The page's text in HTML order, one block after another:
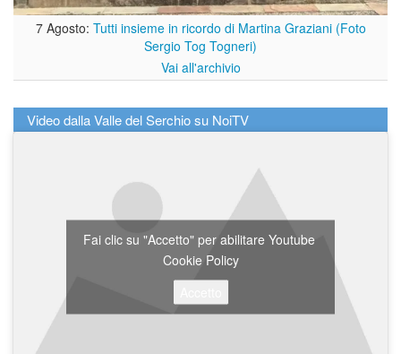
7 Agosto: Tutti insieme in ricordo di Martina Graziani (Foto
Sergio Tog Togneri)
Vai all'archivio
Video dalla Valle del Serchio su NoiTV
Fai clic su "Accetto" per abilitare Youtube
Cookie Policy